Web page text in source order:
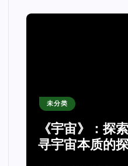
未分类
《宇宙》：探
寻宇宙本质的探